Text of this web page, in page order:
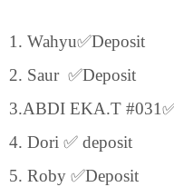
1. Wahyu✅Deposit
2. Saur ✅Deposit
3.ABDI EKA.T
4. Dori ✅ deposit
5. Roby ✅Deposit